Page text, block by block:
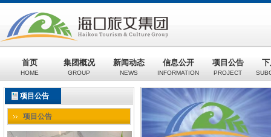
首页
HOME
集团概况
GROUP
新闻动态
NEWS
信息公开
INFORMATION
项目公告
PROJECT
项目公告
项目公告